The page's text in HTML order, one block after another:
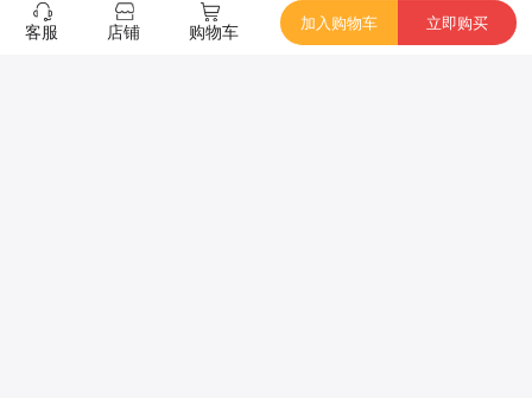
客服 店铺 购物车 加入购物车 立即购买